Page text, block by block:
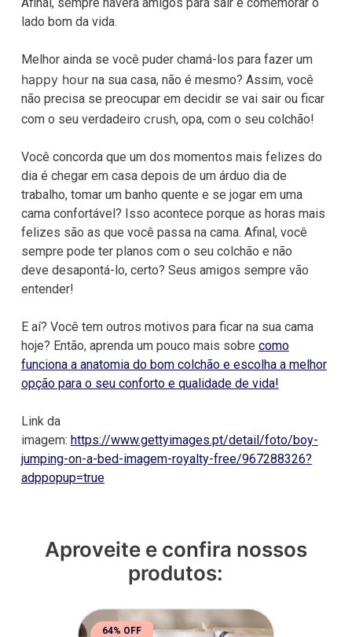
lado bom da vida.
Melhor ainda se você puder chamá-los para fazer um
happy hourna sua casa, não é mesmo? Assim, você
não precisa se preocupar em decidir se vai sair ou ficar
com o seu verdadeiro crush, opa, com o seu colchão!
Você concorda que um dos momentos mais felizes do
dia é chegar em casa depois de um árduo dia de
trabalho, tomar um banho quente e se jogar em uma
cama confortável? Isso acontece porque as horas mais
felizes são as que você passa na cama. Afinal, você
sempre pode ter planos com o seu colchão e não
deve desapontá-lo, certo? Seus amigos sempre vão
entender!
E aí? Você tem outros motivos para ficar na sua cama
hoje? Então, aprenda um pouco mais sobre como
funciona a anatomia do bom colchão e escolha a melhor
opção para o seu conforto e qualidade de vida!
Link da
imagem: https://www.gettyimages.pt/detail/foto/boy-
jumping-on-a-bed-imagem-royalty-free/967288326?
adppopup=true
Aproveite e confira nossos
produtos:
64% OFF